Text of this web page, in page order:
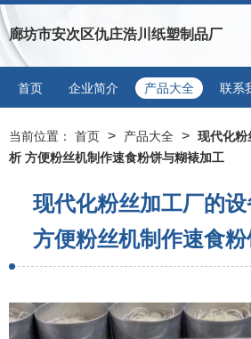
廊坊市安次区仇庄浩川纸塑制品厂
首页 企业简介 产品大全 联系
当前位置： 首页 > 产品大全 > 现代化粉
析 方便粉丝机制作速食粉饼与糊裱加工
现代化粉丝加工厂的
方便粉丝机制作速食